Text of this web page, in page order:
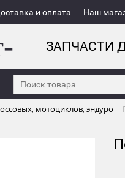
и оплата Наш
ЗАПЧАСТИ
мотоциклов, эндуро